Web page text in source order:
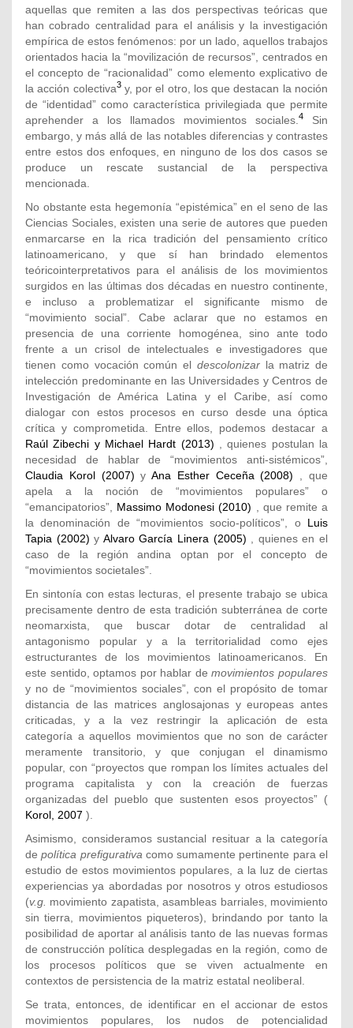
aquellas que remiten a las dos perspectivas teóricas que
han cobrado centralidad para el análisis y la investigación
empírica de estos fenómenos: por un lado, aquellos trabajos
orientados hacia la “movilización de recursos”, centrados en
el concepto de “racionalidad” como elemento explicativo de
la acción colectiva3y, por el otro, los que destacan la noción
de “identidad” como característica privilegiada que permite
aprehender a los llamados movimientos sociales. 4
Sin
embargo, y más allá de las notables diferencias y contrastes
entre estos dos enfoques, en ninguno de los dos casos se
produce un rescate sustancial de la perspectiva
mencionada.
No obstante esta hegemonía “epistémica” en el seno de las
Ciencias Sociales, existen una serie de autores que pueden
enmarcarse en la rica tradición del pensamiento crítico
latinoamericano, y que sí han brindado elementos
teóricointerpretativos para el análisis de los movimientos
surgidos en las últimas dos décadas en nuestro continente,
e incluso a problematizar el significante mismo de
“movimiento social”. Cabe aclarar que no estamos en
presencia de una corriente homogénea, sino ante todo
frente a un crisol de intelectuales e investigadores que
tienen como vocación común el descolonizarla matriz de
intelección predominante en las Universidades y Centros de
Investigación de América Latina y el Caribe, así como
dialogar con estos procesos en curso desde una óptica
crítica y comprometida. Entre ellos, podemos destacar a
Raúl Zibechi y Michael Hardt (2013) , quienes postulan la
necesidad de hablar de “movimientos anti-sistémicos”,
Claudia Korol (2007) yAna Esther Ceceña (2008) , que
apela a la noción de “movimientos populares” o
“emancipatorios”, Massimo Modonesi (2010) , que remite a
la denominación de “movimientos socio-políticos”, o Luis
Tapia (2002) y Alvaro García Linera (2005) , quienes en el
caso de la región andina optan por el concepto de
“movimientos societales”.
En sintonía con estas lecturas, el presente trabajo se ubica
precisamente dentro de esta tradición subterránea de corte
neomarxista, que buscar dotar de centralidad al
antagonismo popular y a la territorialidad como ejes
estructurantes de los movimientos latinoamericanos. En
este sentido, optamos por hablar demovimientos populares
y no de “movimientos sociales”, con el propósito de tomar
distancia de las matrices anglosajonas y europeas antes
criticadas, y a la vez restringir la aplicación de esta
categoría a aquellos movimientos que no son de carácter
meramente transitorio, y que conjugan el dinamismo
popular, con “proyectos que rompan los límites actuales del
programa capitalista y con la creación de fuerzas
organizadas del pueblo que sustenten esos proyectos” (
Korol, 2007 ).
Asimismo, consideramos sustancial resituar a la categoría
depolítica prefigurativa como sumamente pertinente para el
estudio de estos movimientos populares, a la luz de ciertas
experiencias ya abordadas por nosotros y otros estudiosos
(v.g. movimiento zapatista, asambleas barriales, movimiento
sin tierra, movimientos piqueteros), brindando por tanto la
posibilidad de aportar al análisis tanto de las nuevas formas
de construcción política desplegadas en la región, como de
los procesos políticos que se viven actualmente en
contextos de persistencia de la matriz estatal neoliberal.
Se trata, entonces, de identificar en el accionar de estos
movimientos populares, los nudos de potencialidad